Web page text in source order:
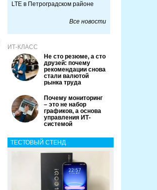
LTE в Петроградском районе
Все новости
ИТ-КЛАСС
Не сто резюме, а сто
друзей: почему
рекомендации снова
стали валютой
рынка труда
Почему мониторинг
– это не набор
графиков, а основа
управления ИТ-
системой
ТЕСТОВЫЙ СТЕНД